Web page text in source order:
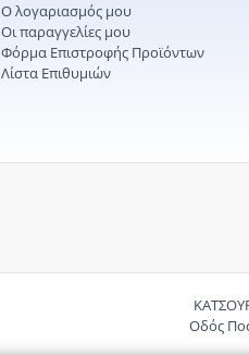
Ο λογαριασμός μου
Οι παραγγελίες μου
Φόρμα Επιστροφής Προϊόντων
Λίστα Επιθυμιών
Οδός